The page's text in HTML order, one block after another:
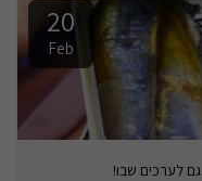
20
Feb
לערכים שבו!